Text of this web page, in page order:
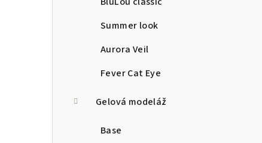
Summer look
Aurora Veil
Fever Cat Eye
Gelová modeláž
Base